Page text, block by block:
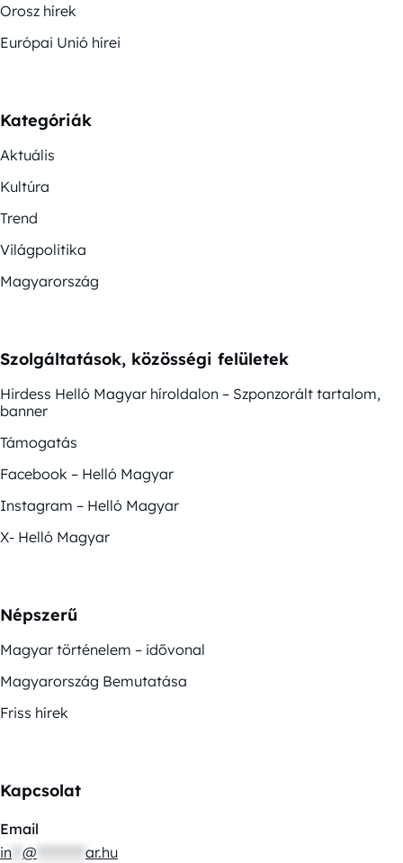
Orosz hírek
Európai Unió hírei
Kategóriák
Aktuális
Kultúra
Trend
Világpolitika
Magyarország
Szolgáltatások, közösségi felületek
Hirdess Helló Magyar híroldalon – Szponzorált tartalom,
banner
Támogatás
Facebook – Helló Magyar
Instagram – Helló Magyar
X- Helló Magyar
Népszerű
Magyar történelem – idővonal
Magyarország Bemutatása
Friss hírek
Kapcsolat
Email
in @ ar.hu